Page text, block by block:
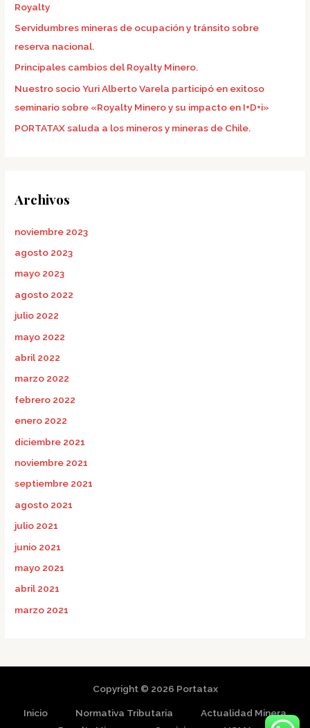
o
r
:
Royalty
Servidumbres mineras de ocupación y tránsito sobre
reserva nacional.
Principales cambios del Royalty Minero.
Nuestro socio Yuri Alberto Varela participó en exitoso
seminario sobre «Royalty Minero y su impacto en I+D+i»
PORTATAX saluda a los mineros y mineras de Chile.
Archivos
noviembre 2023
agosto 2023
mayo 2023
agosto 2022
julio 2022
mayo 2022
abril 2022
marzo 2022
febrero 2022
enero 2022
diciembre 2021
noviembre 2021
septiembre 2021
agosto 2021
julio 2021
junio 2021
mayo 2021
abril 2021
marzo 2021
Copyright © 2026 Portatax
Inicio Normativa Tributaria
Actualidad Minera